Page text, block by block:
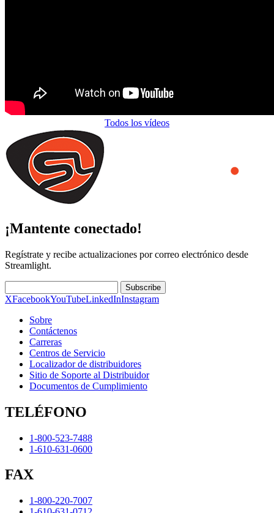
Todos los vídeos
¡Mantente conectado!
Regístrate y recibe actualizaciones por correo electrónico desde
Streamlight.
Subscribe
XFacebookYouTubeLinkedInInstagram
Sobre
Contáctenos
Carreras
Centros de Servicio
Localizador de distribuidores
Sitio de Soporte al Distribuidor
Documentos de Cumplimiento
TELÉFONO
1-800-523-7488
1-610-631-0600
FAX
1-800-220-7007